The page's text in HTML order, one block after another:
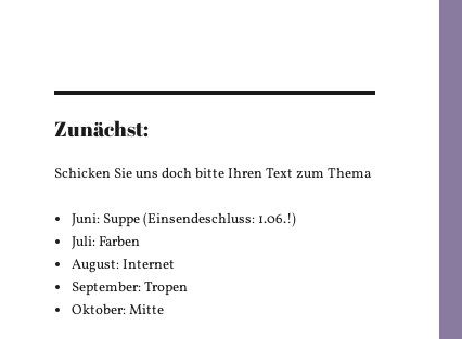
Zunächst:
Schicken Sie uns doch bitte Ihren Text zum Thema
Juni: Suppe (Einsendeschluss: 1.06.!)
Juli: Farben
August: Internet
September: Tropen
Oktober: Mitte